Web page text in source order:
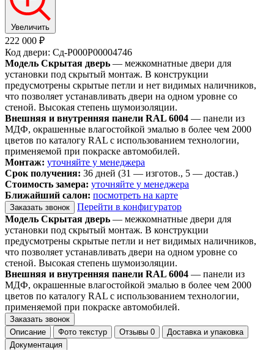
Увеличить
222 000 ₽
Код двери: Сд-P000P00004746
Модель Скрытая дверь — межкомнатные двери для
установки под скрытый монтаж. В конструкции
предусмотрены скрытые петли и нет видимых наличников,
что позволяет устанавливать двери на одном уровне со
стеной. Высокая степень шумоизоляции.
Внешняя и внутренняя панели RAL 6004 — панели из
МДФ, окрашенные влагостойкой эмалью в более чем 2000
цветов по каталогу RAL с использованием технологии,
применяемой при покраске автомобилей.
Монтаж: уточняйте у менеджера
Срок получения: 36 дней (31 — изготов., 5 — достав.)
Стоимость замера: уточняйте у менеджера
Ближайший салон: посмотреть на карте
Заказать звонок
Перейти в конфигуратор
Модель Скрытая дверь — межкомнатные двери для
установки под скрытый монтаж. В конструкции
предусмотрены скрытые петли и нет видимых наличников,
что позволяет устанавливать двери на одном уровне со
стеной. Высокая степень шумоизоляции.
Внешняя и внутренняя панели RAL 6004 — панели из
МДФ, окрашенные влагостойкой эмалью в более чем 2000
цветов по каталогу RAL с использованием технологии,
применяемой при покраске автомобилей.
Заказать звонок
Описание
Фото текстур Отзывы 0
Доставка и упаковка
Документация